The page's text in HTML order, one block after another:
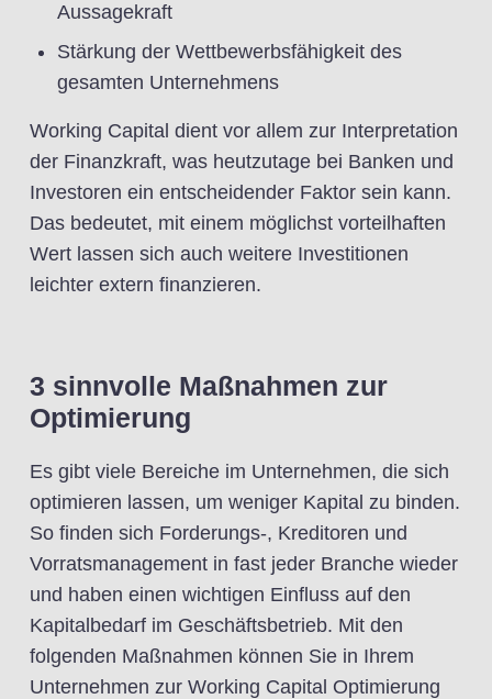
Aussagekraft
Stärkung der Wettbewerbsfähigkeit des
gesamten Unternehmens
Working Capital dient vor allem zur Interpretation
der Finanzkraft, was heutzutage bei Banken und
Investoren ein entscheidender Faktor sein kann.
Das bedeutet, mit einem möglichst vorteilhaften
Wert lassen sich auch weitere Investitionen
leichter extern finanzieren.
3 sinnvolle Maßnahmen zur
Optimierung
Es gibt viele Bereiche im Unternehmen, die sich
optimieren lassen, um weniger Kapital zu binden.
So finden sich Forderungs-, Kreditoren und
Vorratsmanagement in fast jeder Branche wieder
und haben einen wichtigen Einfluss auf den
Kapitalbedarf im Geschäftsbetrieb. Mit den
folgenden Maßnahmen können Sie in Ihrem
Unternehmen zur Working Capital Optimierung